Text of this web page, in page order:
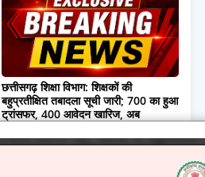
छत्तीसगढ़ शिक्षा विभाग: शिक्षकों की
बहुप्रतीक्षित तबादला सूची जारी; 700 का हुआ
ट्रांसफर, 400 आवेदन खारिज, अब
August 08, 2026